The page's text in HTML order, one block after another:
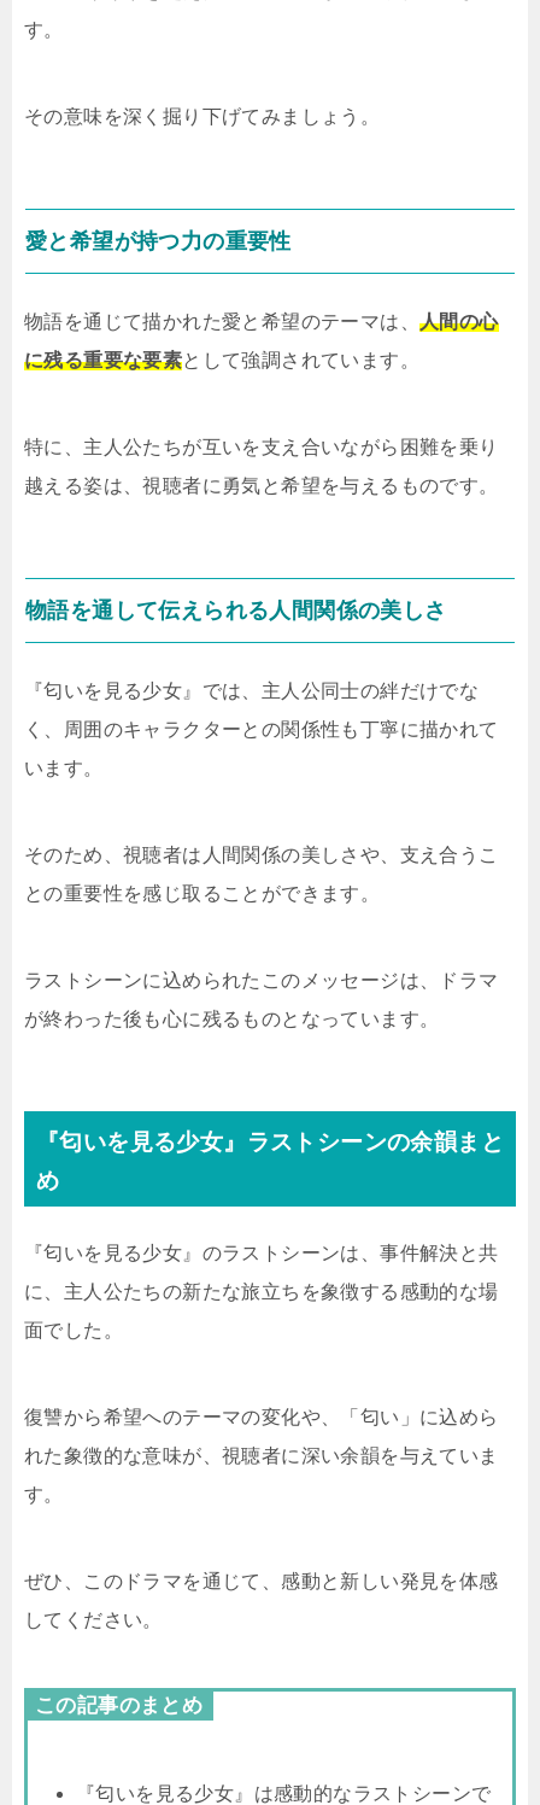
す。
その意味を深く掘り下げてみましょう。
愛と希望が持つ力の重要性
物語を通じて描かれた愛と希望のテーマは、 人間の心
に残る重要な要素として強調されています。
特に、主人公たちが互いを支え合いながら困難を乗り
越える姿は、視聴者に勇気と希望を与えるものです。
物語を通して伝えられる人間関係の美しさ
『匂いを見る少女』では、主人公同士の絆だけでな
く、周囲のキャラクターとの関係性も丁寧に描かれて
います。
そのため、視聴者は人間関係の美しさや、支え合うこ
との重要性を感じ取ることができます。
ラストシーンに込められたこのメッセージは、ドラマ
が終わった後も心に残るものとなっています。
『匂いを見る少女』ラストシーンの余韻まと
め
『匂いを見る少女』のラストシーンは、事件解決と共
に、主人公たちの新たな旅立ちを象徴する感動的な場
面でした。
復讐から希望へのテーマの変化や、「匂い」に込めら
れた象徴的な意味が、視聴者に深い余韻を与えていま
す。
ぜひ、このドラマを通じて、感動と新しい発見を体感
してください。
この記事のまとめ
『匂いを見る少女』は感動的なラストシーンで